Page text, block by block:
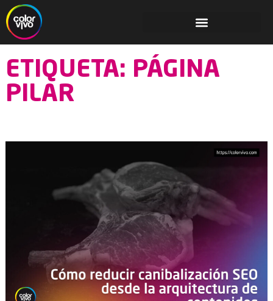
ETIQUETA: PÁGINA
PILAR